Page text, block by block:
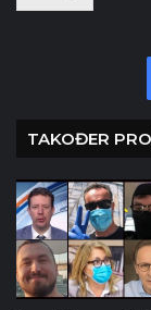
TAKOĐER